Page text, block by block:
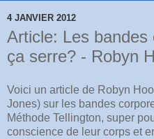
4 JANVIER 2012
Article: Les bandes
ça serre? - Robyn
Voici un article de Robyn
Jones) sur les bandes
Méthode Tellington, super
conscience de leur corps et